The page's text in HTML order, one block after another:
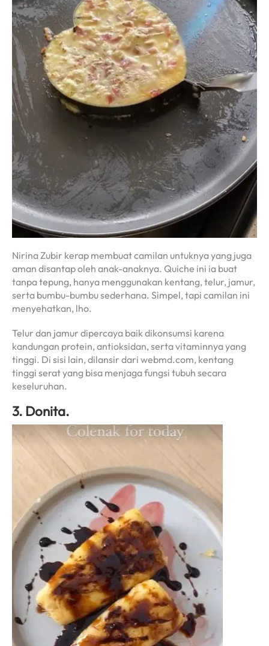
Nirina Zubir kerap membuat camilan untuknya yang juga
aman disantap oleh anak-anaknya. Quiche ini ia buat
tanpa tepung, hanya menggunakan kentang, telur, jamur,
serta bumbu-bumbu sederhana. Simpel, tapi camilan ini
menyehatkan, lho.
Telur dan jamur dipercaya baik dikonsumsi karena
kandungan protein, antioksidan, serta vitaminnya yang
tinggi. Di sisi lain, dilansir dari webmd.com, kentang
tinggi serat yang bisa menjaga fungsi tubuh secara
keseluruhan.
3. Donita.